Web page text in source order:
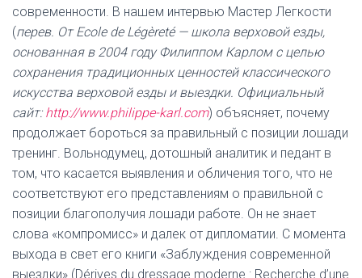
современности. В нашем интервью Мастер Легкости
(перев. От Ecole de Légèreté — школа верховой езды,
основанная в 2004 году Филиппом Карлом с целью
сохранения традиционных ценностей классического
искусства верховой езды и выездки. Официальный
сайт: http://www.philippe-karl.com) объясняет, почему
продолжает бороться за правильный с позиции лошади
тренинг. Вольнодумец, дотошный аналитик и педант в
том, что касается выявления и обличения того, что не
соответствуют его представлениям о правильной с
позиции благополучия лошади работе. Он не знает
слова «компромисс» и далек от дипломатии. С момента
выхода в свет его книги «Заблуждения современной
выездки» (Dérives du dressage moderne : Recherche d’une